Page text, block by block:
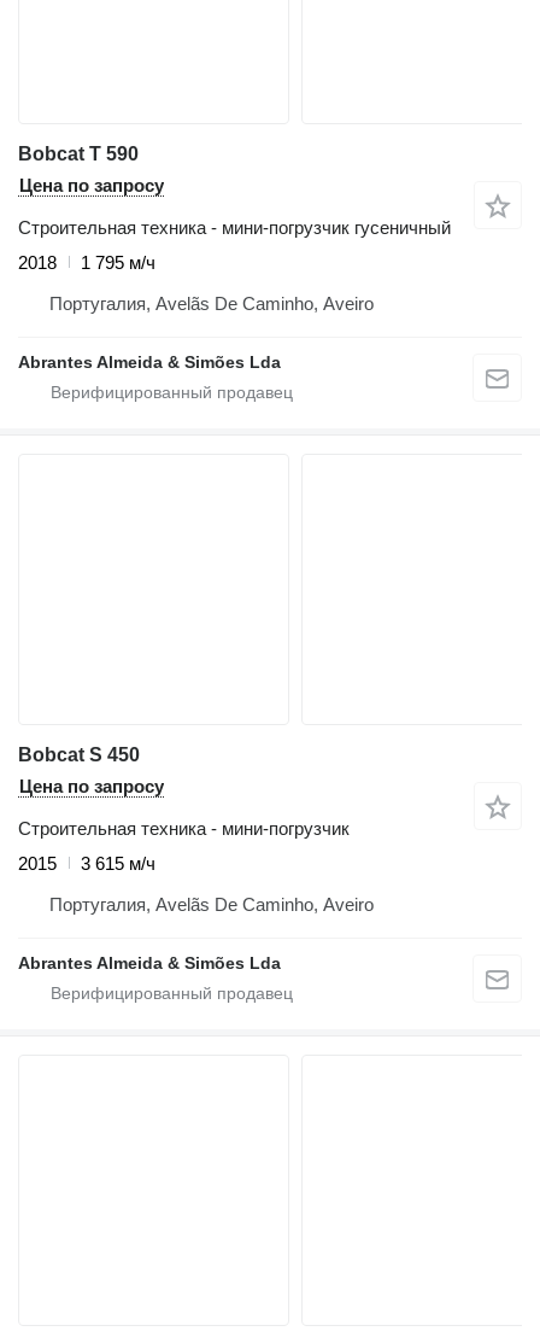
Bobcat T 590
Цена по запросу
Строительная техника - мини-погрузчик гусеничный
2018
1 795 м/ч
Португалия, Avelãs De Caminho, Aveiro
Abrantes Almeida & Simões Lda
Bobcat S 450
Цена по запросу
Строительная техника - мини-погрузчик
2015
3 615 м/ч
Португалия, Avelãs De Caminho, Aveiro
Abrantes Almeida & Simões Lda